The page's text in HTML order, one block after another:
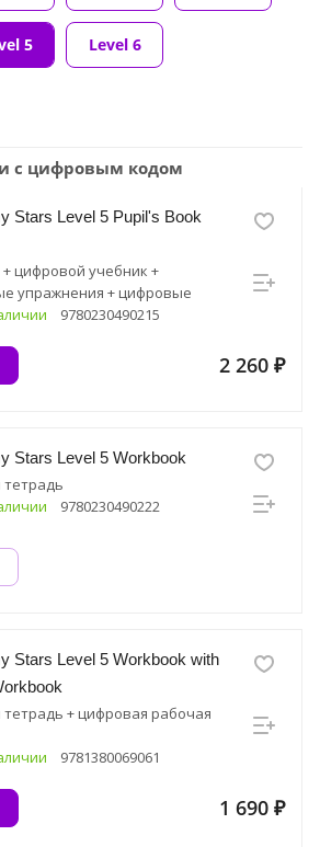
5 Level 6
с цифровым кодом
Stars Level 5 Pupil's Book
цифровой учебник +
упражнения + цифровые
материалы9780230490215
2 260 ₽
Stars Level 5 Workbook
9780230490222
Stars Level 5 Workbook with
+ цифровая рабочая
9781380069061
1 690 ₽